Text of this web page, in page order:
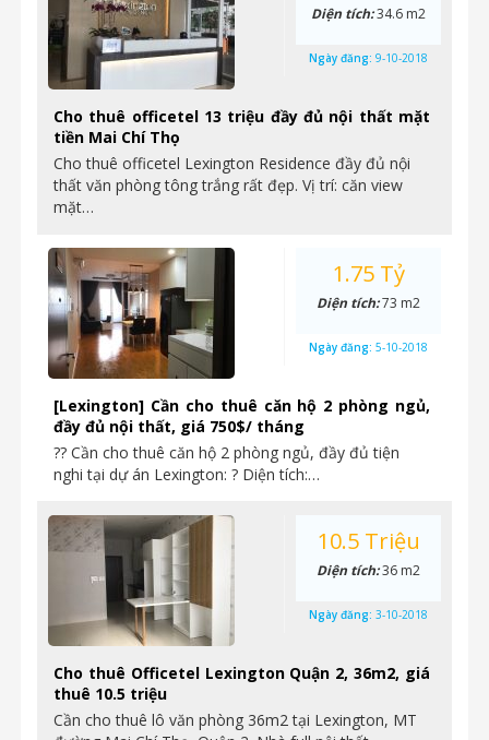
Cho thuê officetel 13 triệu đầy đủ nội thất mặt
tiền Mai Chí Thọ
Cho thuê officetel Lexington Residence đầy đủ nội
thất văn phòng tông trắng rất đẹp. Vị trí: căn view
mặt…
Diện tích:34.6 m2
Ngày đăng: 9-10-2018
[Lexington] Cần cho thuê căn hộ 2 phòng ngủ,
đầy đủ nội thất, giá 750$/ tháng
?? Cần cho thuê căn hộ 2 phòng ngủ, đầy đủ tiện
nghi tại dự án Lexington: ? Diện tích:…
1.75 Tỷ
Diện tích:73 m2
Ngày đăng: 5-10-2018
Cho thuê Officetel Lexington Quận 2, 36m2, giá
thuê 10.5 triệu
Cần cho thuê lô văn phòng 36m2 tại Lexington, MT
10.5 Triệu
Diện tích:36 m2
Ngày đăng: 3-10-2018